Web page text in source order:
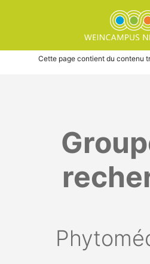
Contact
Cette page contient du contenu